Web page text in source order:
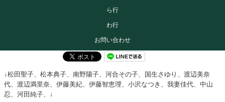
ら行
わ行
お問い合わせ
↓松田聖子、松本典子、南野陽子、河合その子、国生さゆり、渡辺美奈
代、渡辺満里奈、伊藤美紀、伊藤智恵理、小沢なつき、我妻佳代、中山
忍、河田純子、↓